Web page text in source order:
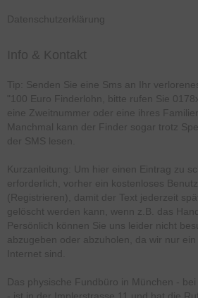
Datenschutzerklärung
Info & Kontakt
Tip: Senden Sie eine Sms an Ihr
"100 Euro Finderlohn, bitte rufen Sie
eine Zweitnummer oder eine ihres
Manchmal kann der Finder sogar trotz
der SMS lesen.
Kurzanleitung: Um hier einen Eintrag zu
erforderlich, vorher ein kostenloses
(Registrieren), damit der Text jederzeit
gelöscht werden kann, wenn z.B. das
Persönlich können Sie uns leider nicht
abzugeben oder abzuholen, da wir nur
Internet sind.
Das physische Fundbüro in München -